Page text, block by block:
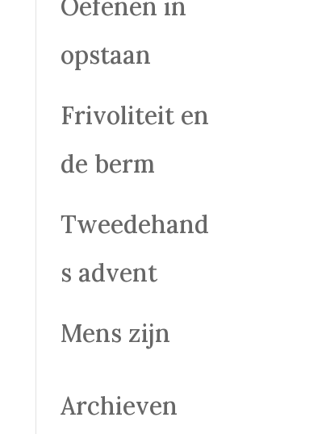
Oefenen in
opstaan
Frivoliteit en
de berm
Tweedehand
s advent
Mens zijn
Archieven